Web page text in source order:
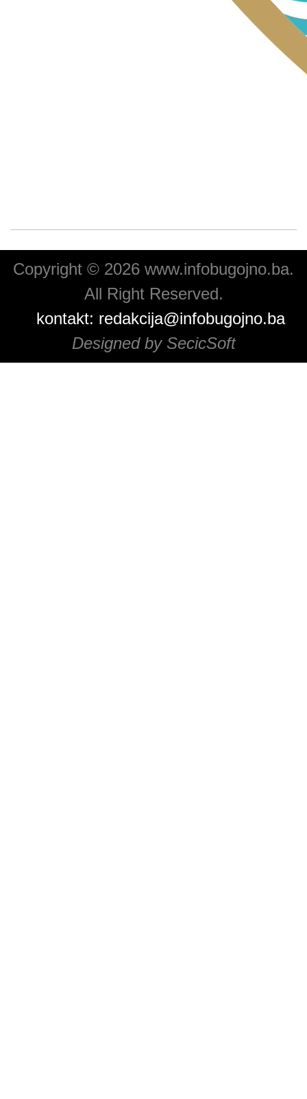
Copyright © 2026 www.infobugojno.ba.
All Right Reserved.
kontakt: redakcija@infobugojno.ba
Designed by SecicSoft